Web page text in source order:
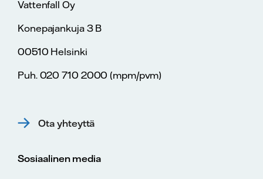
Vattenfall Oy
Konepajankuja 3 B
00510 Helsinki
Puh. 020 710 2000 (mpm/pvm)
Ota yhteyttä
Sosiaalinen media